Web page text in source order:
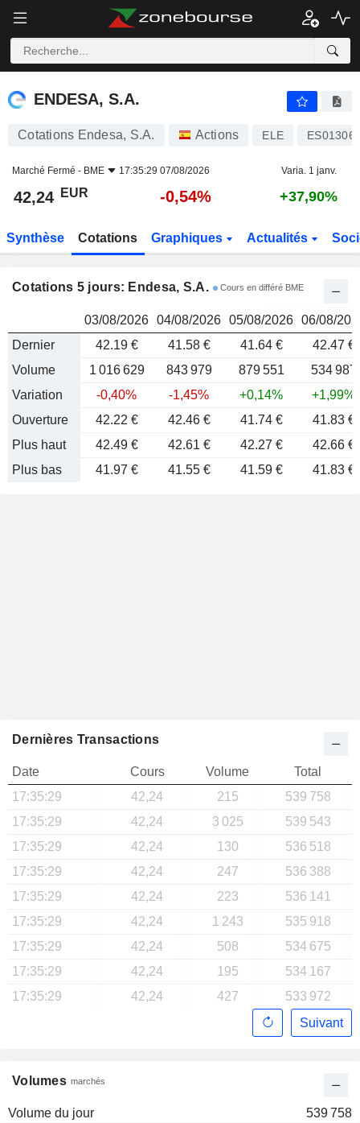
ENDESA, S.A. 42,24
ENDESA, S.A.
Cotations Endesa, S.A. Actions ELE
Marché Fermé - BME 17:35:29 07/08/2026 Varia. 1 janv.
42,24 EUR -0,54% +37,90%
Synthèse Cotations Graphiques Actualités
Cotations 5 jours: Endesa, S.A. Cours en différé BME
03/08/2026 04/08/2026 05/08/2026 06/08/
Dernier
42.19 € 41.58 € 41.64 €
42.47 €
Volume
1 016 629 843 979 879 551
534 987
Variation
-0,40% -1,45% +0,14%
+1,99%
Ouverture
42.22 € 42.46 € 41.74 €
41.83 €
Plus haut
42.49 € 42.61 € 42.27 €
42.66 €
Plus bas
41.97 € 41.55 € 41.59 € 41.83 €
Volumes marchés
Volume du jour
539 758
Dernières Transactions
Date Cours Volume
Total
17:35:29
42,24 215
539 758
17:35:29
42,24 3 025
539 543
17:35:29
42,24 130
536 518
17:35:29
42,24 247
536 388
17:35:29
42,24 223
536 141
17:35:29
42,24 1 243
535 918
17:35:29
42,24 508
534 675
17:35:29
42,24 195
534 167
17:35:29
42,24 427
533 972
Suivant